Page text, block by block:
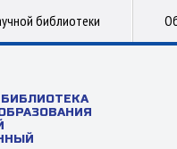
библиотеки